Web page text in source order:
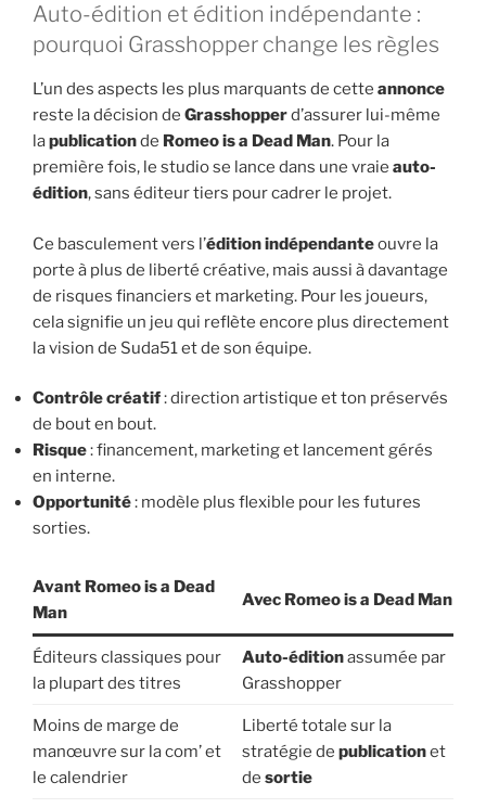
Auto-édition et édition indépendante :
pourquoi Grasshopper change les règles
L’un des aspects les plus marquants de cette annonce
reste la décision de Grasshopperd’assurer lui-même
lapublicationde Romeo is a Dead Man. Pour la
première fois, le studio se lance dans une vraie auto-
édition, sans éditeur tiers pour cadrer le projet.
Ce basculement vers l’édition indépendanteouvre la
porte à plus de liberté créative, mais aussi à davantage
de risques financiers et marketing. Pour les joueurs,
cela signifie un jeu qui reflète encore plus directement
la vision de Suda51 et de son équipe.
Contrôle créatif: direction artistique et ton préservés
de bout en bout.
Risque: financement, marketing et lancement gérés
en interne.
Opportunité: modèle plus flexible pour les futures
sorties.
Avant Romeo is a Dead
Man
Avec Romeo is a Dead Man
Éditeurs classiques pour
la plupart des titres
Auto-éditionassumée par
Grasshopper
Moins de marge de
manœuvre sur la com’ et
le calendrier
Liberté totale sur la
stratégie de publicationet
de sortie